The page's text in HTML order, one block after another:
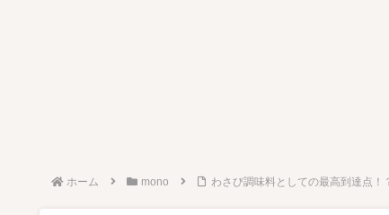
ホーム mono わさび調味料としての最高到達点！